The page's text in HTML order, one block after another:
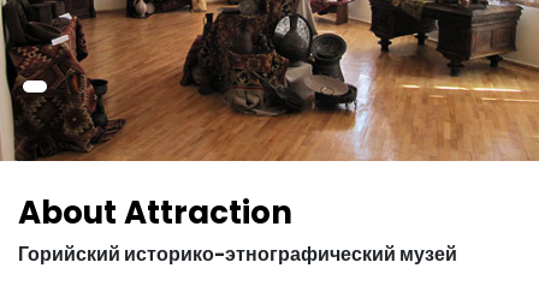
About Attraction
Горийский историко-этнографический музей